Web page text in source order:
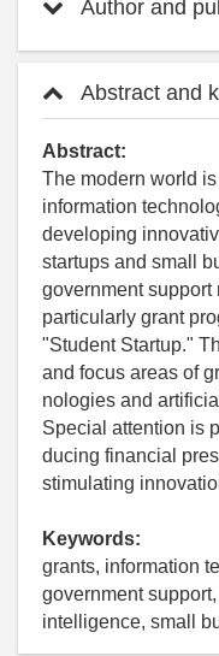
Author and
Abstract and
Abstract:
The modern world
information
developing
startups and small
government support
particularly grant
"Student Startup."
and focus areas of
nologies and
Special attention is
ducing financial
stimulating
Keywords:
grants, information
government
intelligence, small